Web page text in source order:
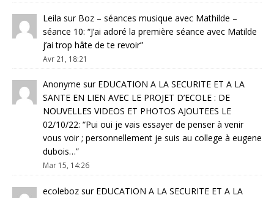
Leila sur Boz – séances musique avec Mathilde –
séance 10: “J’ai adoré la première séance avec Matilde
j’ai trop hâte de te revoir”
Avr 21, 18:21
Anonyme sur EDUCATION A LA SECURITE ET A LA
SANTE EN LIEN AVEC LE PROJET D’ECOLE : DE
NOUVELLES VIDEOS ET PHOTOS AJOUTEES LE
02/10/22: “Pui oui je vais essayer de penser à venir
vous voir ; personnellement je suis au college à eugene
dubois…”
Mar 15, 14:26
ecoleboz sur EDUCATION A LA SECURITE ET A LA